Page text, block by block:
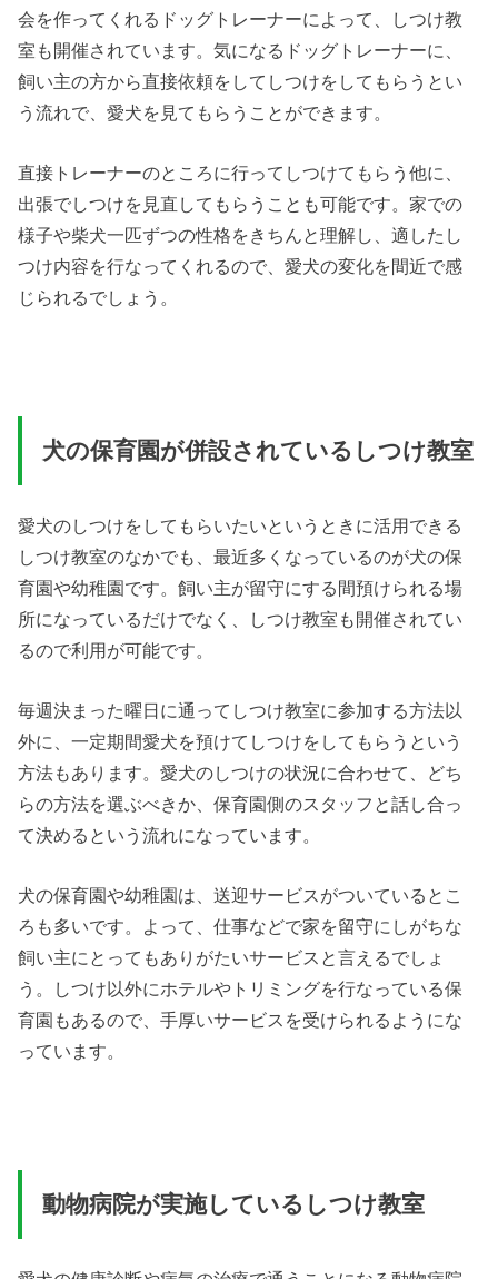
会を作ってくれるドッグトレーナーによって、しつけ教
室も開催されています。気になるドッグトレーナーに、
飼い主の方から直接依頼をしてしつけをしてもらうとい
う流れで、愛犬を見てもらうことができます。
直接トレーナーのところに行ってしつけてもらう他に、
出張でしつけを見直してもらうことも可能です。家での
様子や柴犬一匹ずつの性格をきちんと理解し、適したし
つけ内容を行なってくれるので、愛犬の変化を間近で感
じられるでしょう。
犬の保育園が併設されているしつけ教室
愛犬のしつけをしてもらいたいというときに活用できる
しつけ教室のなかでも、最近多くなっているのが犬の保
育園や幼稚園です。飼い主が留守にする間預けられる場
所になっているだけでなく、しつけ教室も開催されてい
るので利用が可能です。
毎週決まった曜日に通ってしつけ教室に参加する方法以
外に、一定期間愛犬を預けてしつけをしてもらうという
方法もあります。愛犬のしつけの状況に合わせて、どち
らの方法を選ぶべきか、保育園側のスタッフと話し合っ
て決めるという流れになっています。
犬の保育園や幼稚園は、送迎サービスがついているとこ
ろも多いです。よって、仕事などで家を留守にしがちな
飼い主にとってもありがたいサービスと言えるでしょ
う。しつけ以外にホテルやトリミングを行なっている保
育園もあるので、手厚いサービスを受けられるようにな
っています。
動物病院が実施しているしつけ教室